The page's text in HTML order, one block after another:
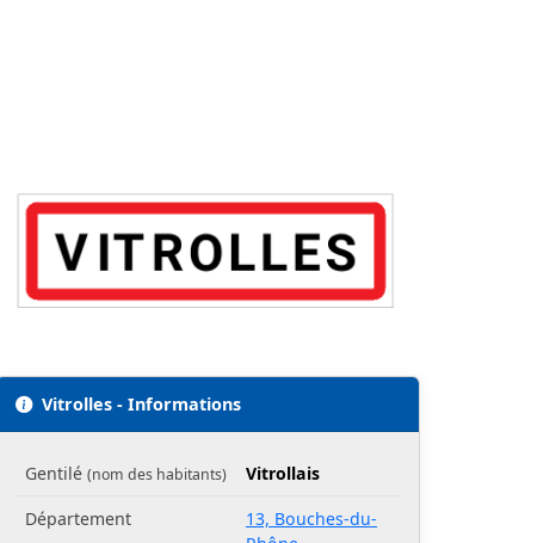
Vitrolles - Informations
Gentilé (nom des habitants)
Vitrollais
Département
13, Bouches-du-